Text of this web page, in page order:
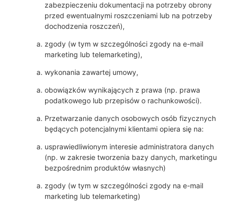
zabezpieczeniu dokumentacji na potrzeby obrony
przed ewentualnymi roszczeniami lub na potrzeby
dochodzenia roszczeń),
zgody (w tym w szczególności zgody na e-mail
marketing lub telemarketing),
wykonania zawartej umowy,
obowiązków wynikających z prawa (np. prawa
podatkowego lub przepisów o rachunkowości).
Przetwarzanie danych osobowych osób fizycznych
będących potencjalnymi klientami opiera się na:
usprawiedliwionym interesie administratora danych
(np. w zakresie tworzenia bazy danych, marketingu
bezpośrednim produktów własnych)
zgody (w tym w szczególności zgody na e-mail
marketing lub telemarketing)